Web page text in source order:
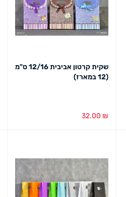
שקית קרטון אביבית 12/16 ס"מ
(12 במארז)
32.00 ₪